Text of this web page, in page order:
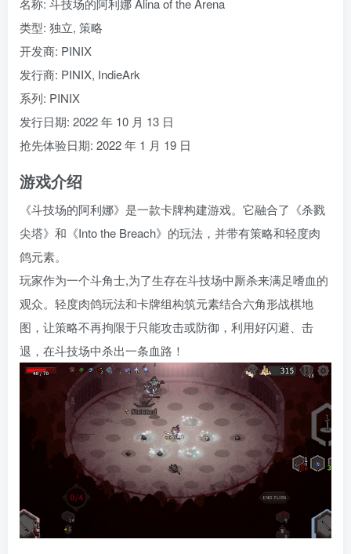
名称: 斗技场的阿利娜 Alina of the Arena
类型: 独立, 策略
开发商: PINIX
发行商: PINIX, IndieArk
系列: PINIX
发行日期: 2022 年 10 月 13 日
抢先体验日期: 2022 年 1 月 19 日
游戏介绍
《斗技场的阿利娜》是一款卡牌构建游戏。它融合了《杀戮
尖塔》和《Into the Breach》的玩法，并带有策略和轻度肉
鸽元素。
玩家作为一个斗角士,为了生存在斗技场中厮杀来满足嗜血的
观众。轻度肉鸽玩法和卡牌组构筑元素结合六角形战棋地
图，让策略不再拘限于只能攻击或防御，利用好闪避、击
退，在斗技场中杀出一条血路！